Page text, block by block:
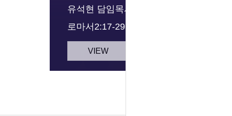
유석현 담임목사
로마서2:17-29(신241p)
VIEW